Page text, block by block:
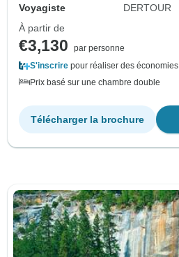
Voyagiste
DERTOUR
À partir de
€3,130
par personne
S'inscrire pour réaliser des économies
Prix basé sur une chambre double
Télécharger la brochure